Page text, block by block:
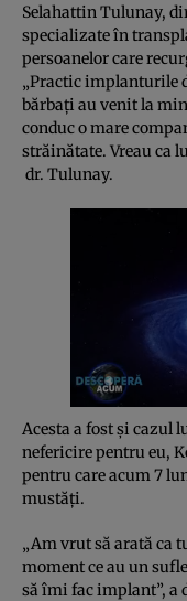
Selahattin Tulunay,
specializate în
persoanelor care
„Practic implanturile
bărbaţi au venit la
conduc o mare
străinătate. Vreau ca
dr. Tulunay.
Acesta a fost şi cazul
nefericire pentru eu,
pentru care acum 7
mustăţi.
„Am vrut să arată ca
moment ce au un
să îmi fac implant”, a